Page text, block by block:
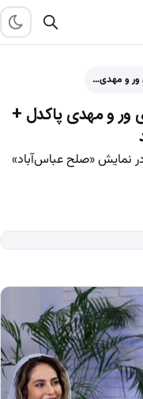
ور و مهدی…
ور و مهدی پاکدل +
نمایش «صلح عباس‌آباد»